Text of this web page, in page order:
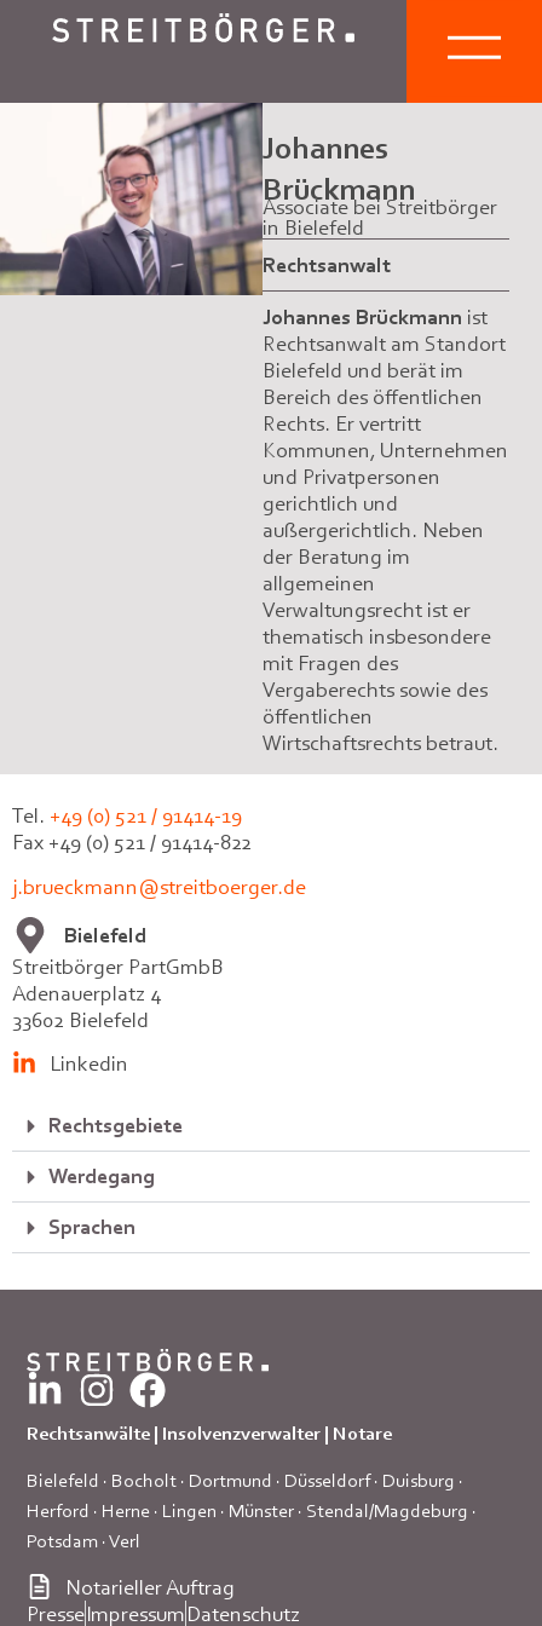
Johannes
Brückmann
Associate bei Streitbörger
in Bielefeld
Rechtsanwalt
Johannes Brückmann ist
Rechtsanwalt am Standort
Bielefeld und berät im
Bereich des öffentlichen
Rechts. Er vertritt
Kommunen, Unternehmen
und Privatpersonen
gerichtlich und
außergerichtlich. Neben
der Beratung im
allgemeinen
Verwaltungsrecht ist er
thematisch insbesondere
mit Fragen des
Vergaberechts sowie des
öffentlichen
Wirtschaftsrechts betraut.
Tel. +49 (0) 521 / 91414-19
Fax +49 (0) 521 / 91414-822
j.brueckmann@streitboerger.de
Bielefeld
Streitbörger PartGmbB
Adenauerplatz 4
33602 Bielefeld
Linkedin
Rechtsgebiete
Werdegang
Sprachen
Rechtsanwälte | Insolvenzverwalter | Notare
Bielefeld · Bocholt · Dortmund · Düsseldorf· Duisburg ·
Herford · Herne · Lingen · Münster · Stendal/Magdeburg ·
Potsdam ·Verl
Notarieller Auftrag
PresseImpressumDatenschutz